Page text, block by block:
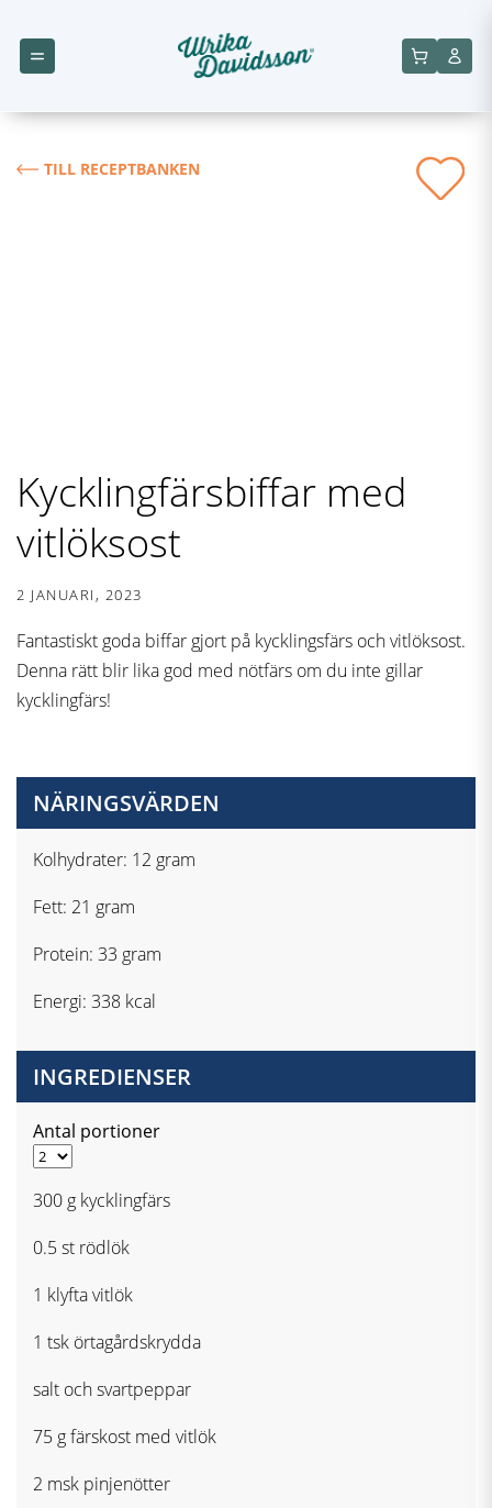
TILL RECEPTBANKEN
Kycklingfärsbiffar med
vitlöksost
2 JANUARI, 2023
Fantastiskt goda biffar gjort på kycklingsfärs och vitlöksost.
Denna rätt blir lika god med nötfärs om du inte gillar
kycklingfärs!
NÄRINGSVÄRDEN
Kolhydrater: 12 gram
Fett: 21 gram
Protein: 33 gram
Energi: 338 kcal
INGREDIENSER
Antal portioner
300 g kycklingfärs
0.5 st rödlök
1 klyfta vitlök
1 tsk örtagårdskrydda
salt och svartpeppar
75 g färskost med vitlök
2 msk pinjenötter